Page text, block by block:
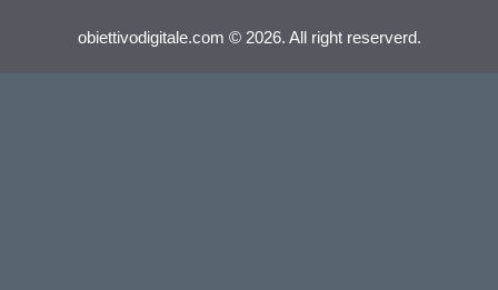
obiettivodigitale.com © 2026. All right reserverd.